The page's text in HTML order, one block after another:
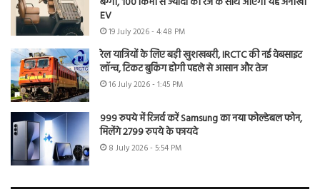
EV
19 July 2026 - 4:48 PM
रेल यात्रियों के लिए बड़ी खुशखबरी, IRCTC की नई वेबसाइट
लॉन्च, टिकट बुकिंग होगी पहले से आसान और तेज
16 July 2026 - 1:45 PM
999 रुपये में रिजर्व करें Samsung का नया फोल्डेबल फोन,
मिलेंगे 2799 रुपये के फायदे
8 July 2026 - 5:54 PM